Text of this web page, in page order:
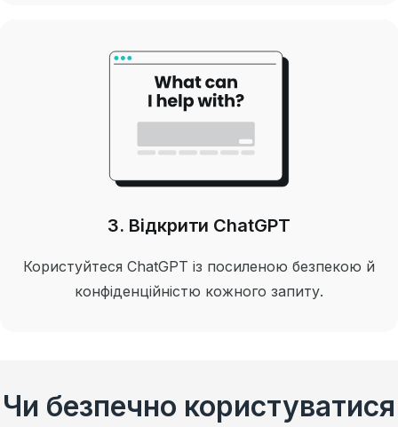
3. Відкрити ChatGPT
Користуйтеся ChatGPT із посиленою безпекою й
конфіденційністю кожного запиту.
Чи безпечно користуватися